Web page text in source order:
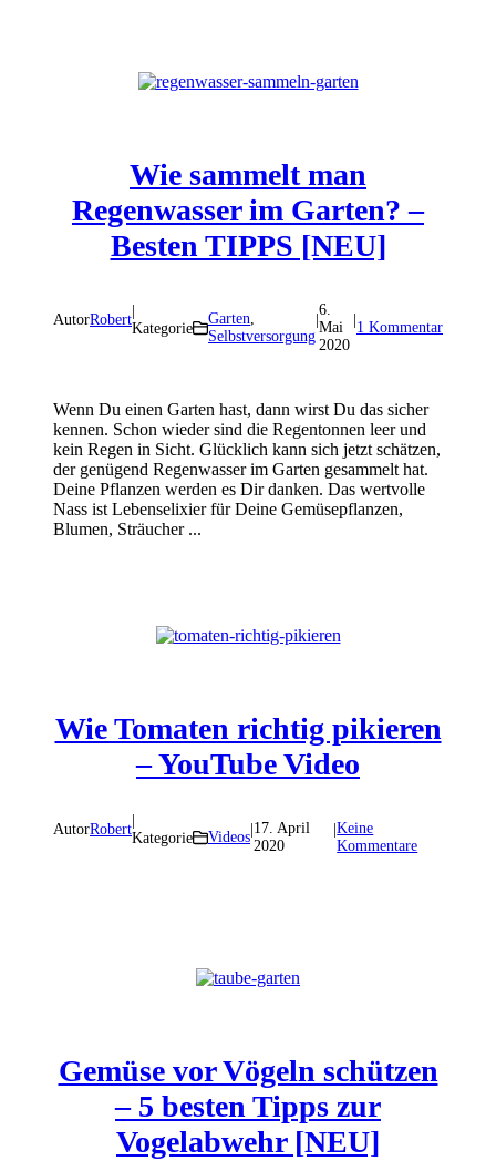
Wie sammelt man
Regenwasser im Garten? –
Besten TIPPS [NEU]
AutorRobert
Kategorie
Garten,
Selbstversorgung
6.
Mai
2020
1 Kommentar
Wenn Du einen Garten hast, dann wirst Du das sicher
kennen. Schon wieder sind die Regentonnen leer und
kein Regen in Sicht. Glücklich kann sich jetzt schätzen,
der genügend Regenwasser im Garten gesammelt hat.
Deine Pflanzen werden es Dir danken. Das wertvolle
Nass ist Lebenselixier für Deine Gemüsepflanzen,
Blumen, Sträucher ...
Wie Tomaten richtig pikieren
– YouTube Video
AutorRobert
Kategorie
Videos
17. April
2020
|Keine
Kommentare
Gemüse vor Vögeln schützen
– 5 besten Tipps zur
Vogelabwehr [NEU]